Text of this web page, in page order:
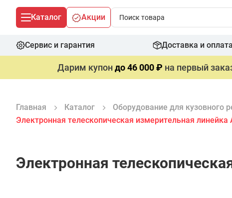
Каталог Акции
Сервис и гарантия Доставка и оплата
Дарим купондо 46 000 ₽ на первый
Главная Каталог Оборудование для кузовного
Электронная телескопическая измерительная линейка
Электронная